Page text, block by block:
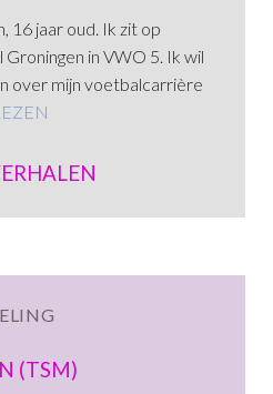
16 jaar oud. Ik zit op
in VWO 5. Ik wil
over mijn voetbalcarrière
(TSM)